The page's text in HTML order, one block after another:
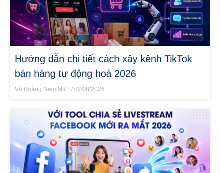
Hướng dẫn chi tiết cách xây kênh TikTok
bán hàng tự động hoá 2026
Vũ Hoàng Nam MKT 02/08/2026